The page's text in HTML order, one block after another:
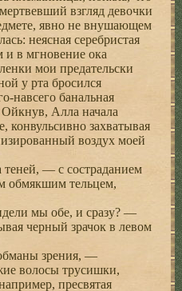
взгляд девочки
явно не внушающем
неясная серебристая
и в мгновение ока
мои предательски
у рта бросился
навсего банальная
Алла начала
конвульсивно захватывая
воздух моей
— с состраданием
обмякшим тельцем,
мы обе, и сразу? —
черный зрачок в левом
зрения, —
волосы трусишки,
пресвятая